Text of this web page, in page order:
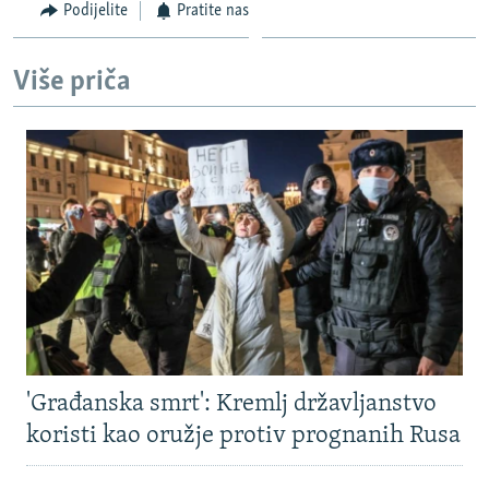
Podijelite Pratite nas
Više priča
'Građanska smrt': Kremlj državljanstvo
koristi kao oružje protiv prognanih Rusa